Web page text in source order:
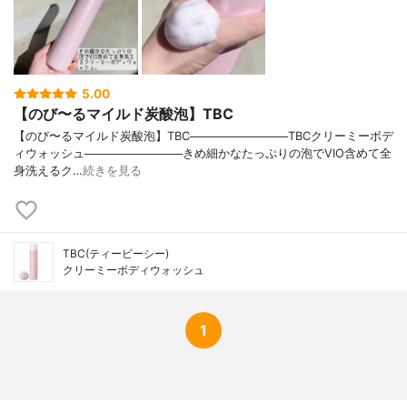
チン酸、二酸化炭素、フェノキシエタノー
ル、香料
テクスチャーバリエーシ
ョン
なし
効果バリエーション
5.00
【のび〜るマイルド炭酸泡】TBC
【のび〜るマイルド炭酸泡】TBC────────────TBCクリーミーボデ
ィウォッシュ────────────きめ細かなたっぷりの泡でVIO含めて全
身洗えるク…続きを見る
TBC(ティービーシー)
クリーミーボディウォッシュ
1